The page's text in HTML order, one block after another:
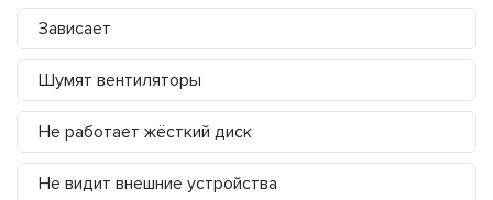
Зависает
Шумят вентиляторы
Не работает жёсткий диск
Не видит внешние устройства